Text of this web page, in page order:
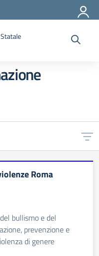
Roma
bullismo e del
prevenzione e
di genere